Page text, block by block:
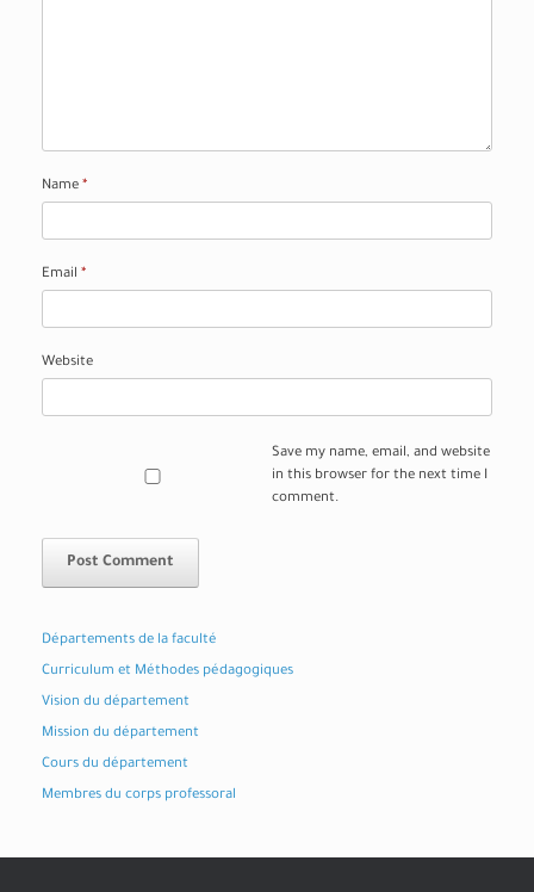
Name *
Email *
Website
Save my name, email, and website
in this browser for the next time I
comment.
Départements de la faculté
Curriculum et Méthodes pédagogiques
Vision du département
Mission du département
Cours du département
Membres du corps professoral